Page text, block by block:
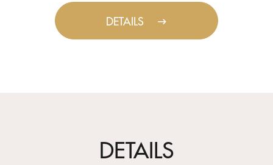
DETAILS
DETAILS